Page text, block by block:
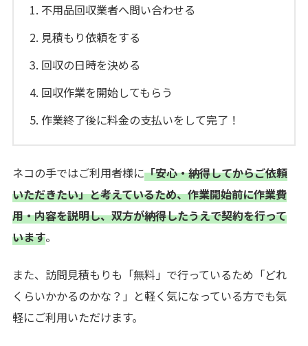
不用品回収業者へ問い合わせる
見積もり依頼をする
回収の日時を決める
回収作業を開始してもらう
作業終了後に料金の支払いをして完了！
ネコの手ではご利用者様に「安心・納得してからご依頼
いただきたい」と考えているため、作業開始前に作業費
用・内容を説明し、双方が納得したうえで契約を行って
います。
また、訪問見積もりも「無料」で行っているため「どれ
くらいかかるのかな？」と軽く気になっている方でも気
軽にご利用いただけます。